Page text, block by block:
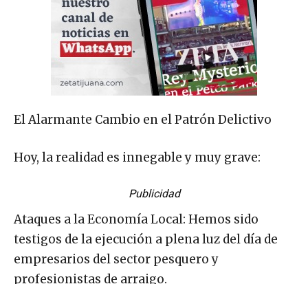
El Alarmante Cambio en el Patrón Delictivo
Hoy, la realidad es innegable y muy grave:
Publicidad
Ataques a la Economía Local: Hemos sido
testigos de la ejecución a plena luz del día de
empresarios del sector pesquero y